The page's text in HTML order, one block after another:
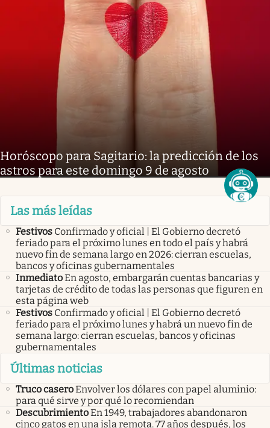
Horóscopo para Sagitario: la predicción de los
astros para este domingo 9 de agosto
Las más leídas
Festivos Confirmado y oficial | El Gobierno decretó
feriado para el próximo lunes en todo el país y habrá
nuevo fin de semana largo en 2026: cierran escuelas,
bancos y oficinas gubernamentales
InmediatoEn agosto, embargarán cuentas bancarias y
tarjetas de crédito de todas las personas que figuren en
esta página web
Festivos Confirmado y oficial | El Gobierno decretó
feriado para el próximo lunes y habrá un nuevo fin de
semana largo: cierran escuelas, bancos y oficinas
gubernamentales
Últimas noticias
Truco caseroEnvolver los dólares con papel aluminio:
para qué sirve y por qué lo recomiendan
DescubrimientoEn 1949, trabajadores abandonaron
cinco gatos en una isla remota. 77 años después, los